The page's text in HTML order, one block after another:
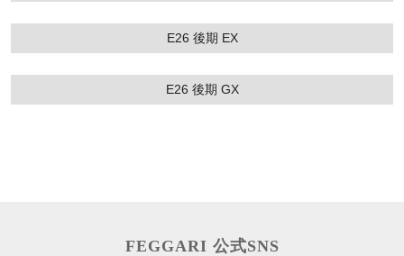
E26 後期 EX
E26 後期 GX
FEGGARI 公式SNS